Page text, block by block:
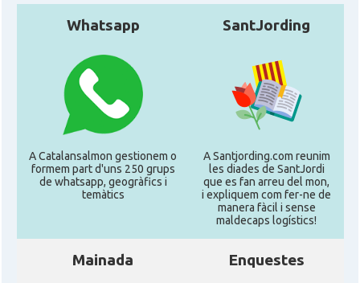
Whatsapp
A Catalansalmon gestionem o
formem part d'uns 250 grups
de whatsapp, geogràfics i
temàtics
SantJording
A Santjording.com reunim
les diades de SantJordi
que es fan arreu del mon,
i expliquem com fer-ne de
manera fàcil i sense
maldecaps logí­stics!
Mainada Enquestes